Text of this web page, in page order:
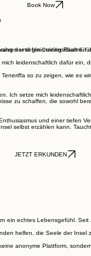
Book Now
der tiefen Leidenschaft
leidenschaftlich dafür
so zu zeigen, wie es
setze mich
zu schaffen, die sowohl
und einer
selbst erzählen kann.
JETZT ERKUNDEN
ein echtes Lebensgefühl.
helfen, die Seele der
anonyme Plattform,